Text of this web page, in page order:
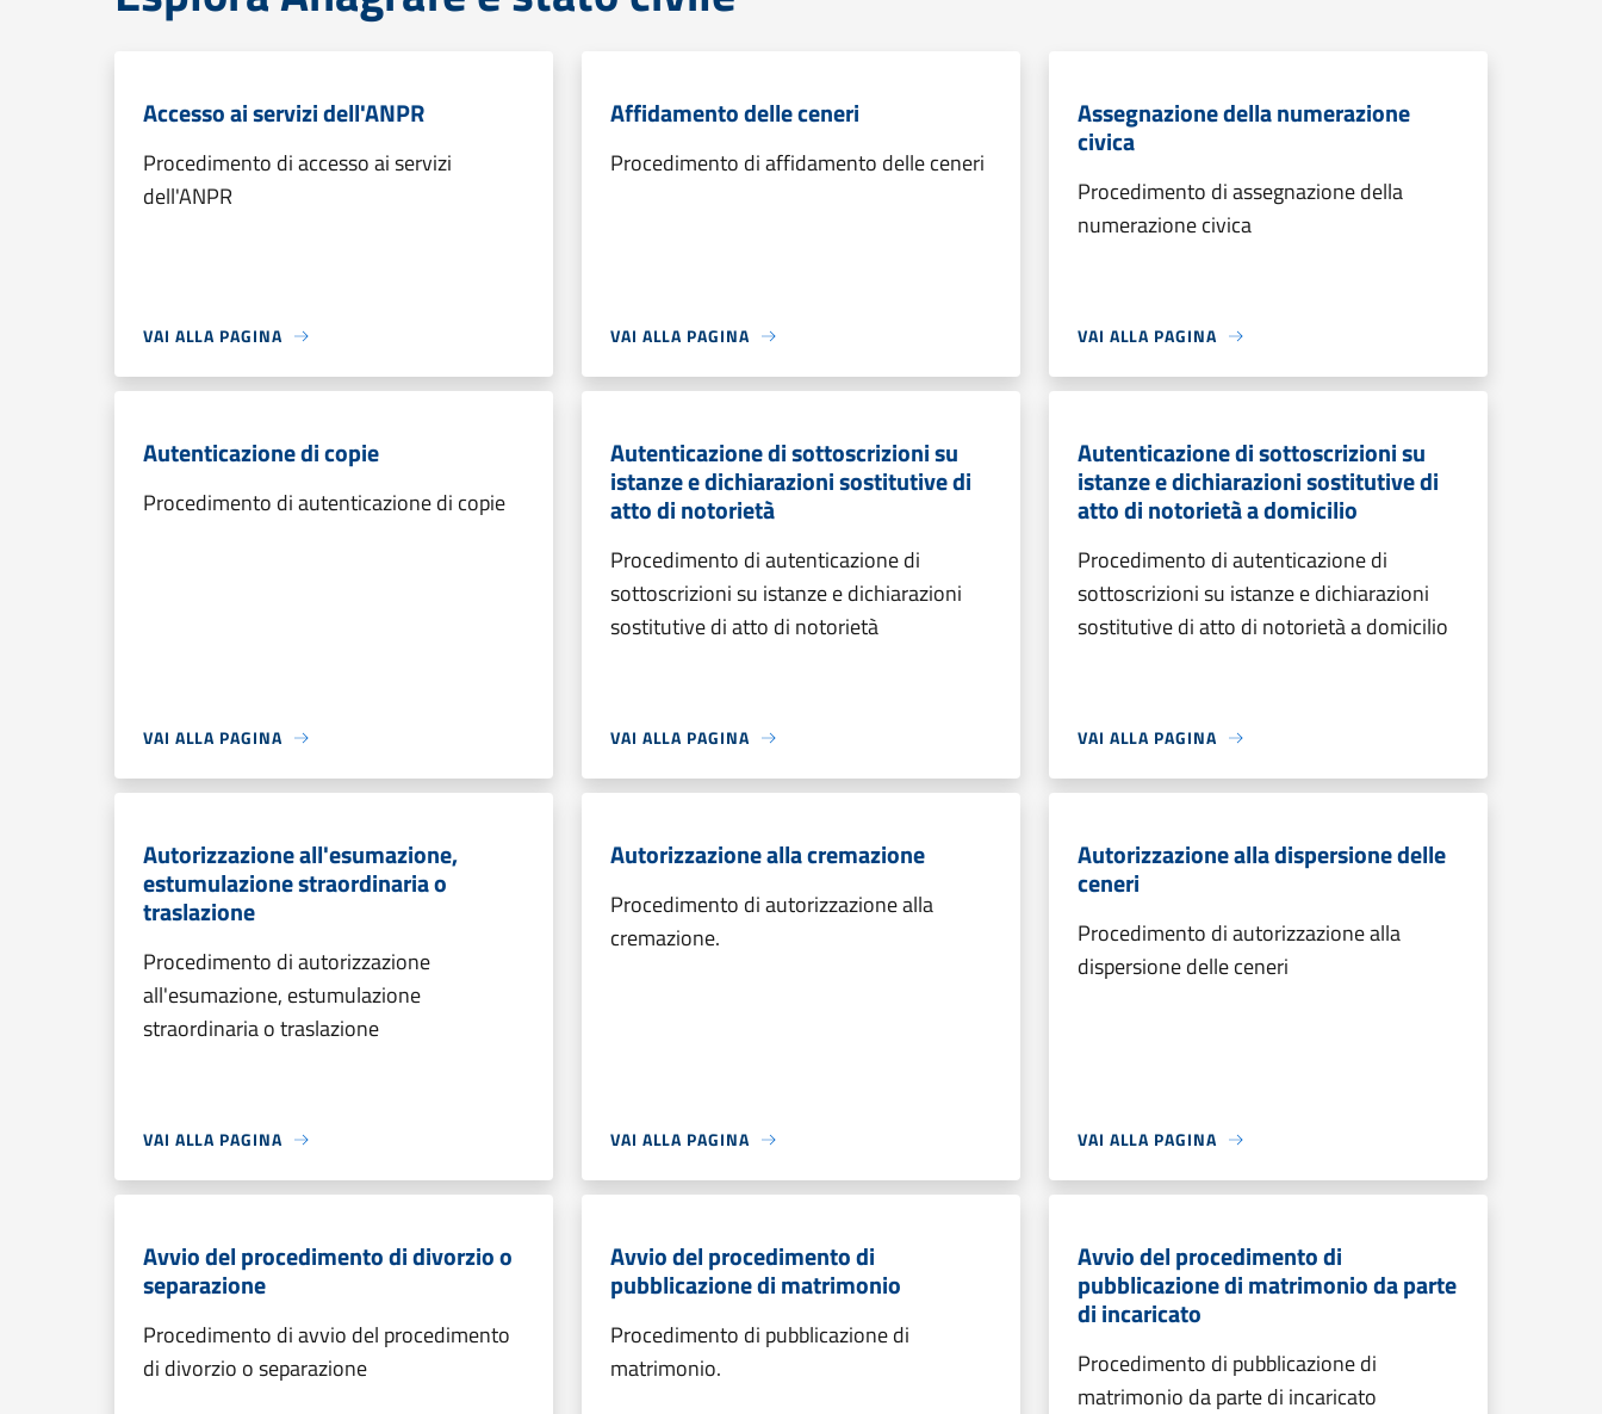
Accesso ai servizi dell'ANPR
Procedimento di accesso ai servizi
dell'ANPR
VAI ALLA PAGINA
Affidamento delle ceneri
Procedimento di affidamento delle ceneri
VAI ALLA PAGINA
Assegnazione della numerazione
civica
Procedimento di assegnazione della
numerazione civica
VAI ALLA PAGINA
Autenticazione di copie
Procedimento di autenticazione di copie
VAI ALLA PAGINA
Autenticazione di sottoscrizioni su
istanze e dichiarazioni sostitutive di
atto di notorietà
Procedimento di autenticazione di
sottoscrizioni su istanze e dichiarazioni
sostitutive di atto di notorietà
VAI ALLA PAGINA
Autenticazione di sottoscrizioni su
istanze e dichiarazioni sostitutive di
atto di notorietà a domicilio
Procedimento di autenticazione di
sottoscrizioni su istanze e dichiarazioni
sostitutive di atto di notorietà a domicilio
VAI ALLA PAGINA
Autorizzazione all'esumazione,
estumulazione straordinaria o
traslazione
Procedimento di autorizzazione
all'esumazione, estumulazione
straordinaria o traslazione
VAI ALLA PAGINA
Autorizzazione alla cremazione
Procedimento di autorizzazione alla
cremazione.
VAI ALLA PAGINA
Autorizzazione alla dispersione delle
ceneri
Procedimento di autorizzazione alla
dispersione delle ceneri
VAI ALLA PAGINA
Avvio del procedimento di divorzio o
separazione
Procedimento di avvio del procedimento
di divorzio o separazione
Avvio del procedimento di
pubblicazione di matrimonio
Procedimento di pubblicazione di
matrimonio.
Avvio del procedimento di
pubblicazione di matrimonio da parte
di incaricato
Procedimento di pubblicazione di
matrimonio da parte di incaricato